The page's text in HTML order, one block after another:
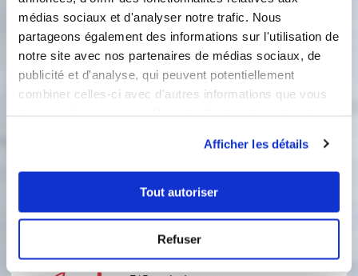
médias sociaux et d'analyser notre trafic. Nous
partageons également des informations sur l'utilisation de
notre site avec nos partenaires de médias sociaux, de
publicité et d'analyse, qui peuvent potentiellement
combiner celles-ci avec d'autres informations que vous
Afficher les détails
Tout autoriser
Refuser
Préparation 5
Ingredients Liste de courses
9 étapes